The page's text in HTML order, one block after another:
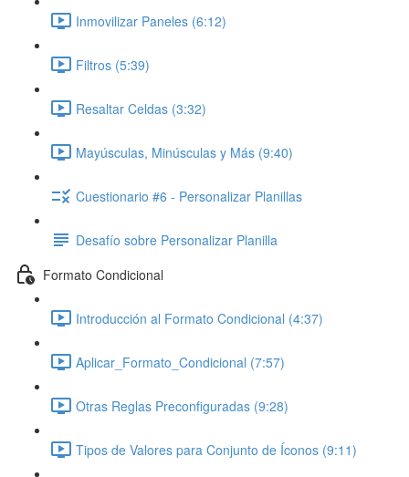
Inmovilizar Paneles (6:12)
Filtros (5:39)
Resaltar Celdas (3:32)
Mayúsculas, Minúsculas y Más (9:40)
Cuestionario #6 - Personalizar Planillas
Desafío sobre Personalizar Planilla
Formato Condicional
Introducción al Formato Condicional (4:37)
Aplicar_Formato_Condicional (7:57)
Otras Reglas Preconfiguradas (9:28)
Tipos de Valores para Conjunto de Íconos (9:11)